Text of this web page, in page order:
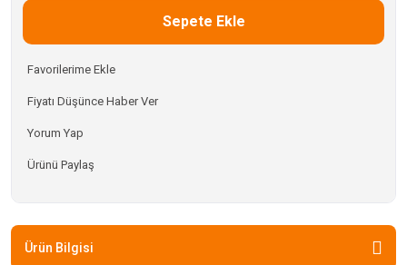
Sepete Ekle
Fiyatı Düşünce Haber Ver
Yorum Yap
Ürünü Paylaş
Ürün Bilgisi